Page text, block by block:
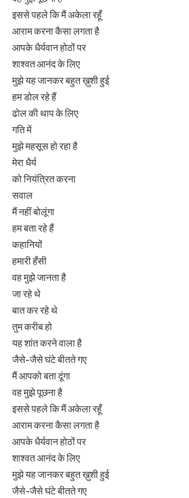
इससे पहले कि मैं अकेला रहूँ
आराम करना कैसा लगता है
आपके धैर्यवान होठों पर
शाश्वत आनंद के लिए
मुझे यह जानकर बहुत ख़ुशी हुई
हम डोल रहे हैं
ढोल की थाप के लिए
गति में
मुझे महसूस हो रहा है
मेरा धैर्य
को नियंत्रित करना
सवाल
मैं नहीं बोलूंगा
हम बता रहे हैं
कहानियों
हमारी हँसी
वह मुझे जानता है
जा रहे थे
बात कर रहे थे
तुम करीब हो
यह शांत करने वाला है
जैसे-जैसे घंटे बीतते गए
मैं आपको बता दूंगा
वह मुझे पूछना है
इससे पहले कि मैं अकेला रहूँ
आराम करना कैसा लगता है
आपके धैर्यवान होठों पर
शाश्वत आनंद के लिए
मुझे यह जानकर बहुत ख़ुशी हुई
जैसे-जैसे घंटे बीतते गए